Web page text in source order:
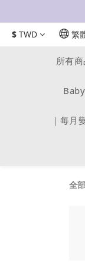
$ TWD 繁
所有商
｜每月
全